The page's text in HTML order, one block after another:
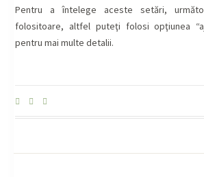
Pentru a întelege aceste setări,
folositoare, altfel puteţi folosi opţiunea
pentru mai multe detalii.